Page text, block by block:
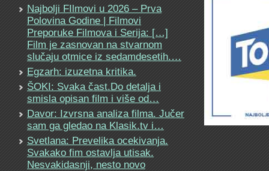
Najbolji FIlmovi u 2026 – Prva
Polovina Godine | Filmovi
Preporuke Filmova i Serija: […]
Film je zasnovan na stvarnom
slučaju otmice iz sedamdesetih.…
Egzarh: izuzetna kritika.
ŠOKI: Svaka čast.Do detalja i
smisla opisan film i više od…
Davor: Izvrsna analiza filma. Jučer
sam ga gledao na Klasik.tv i…
Svetlana: Prevelika ocekivanja.
Svakako fim ostavlja utisak.
Nesvakidasnji, nesto novo